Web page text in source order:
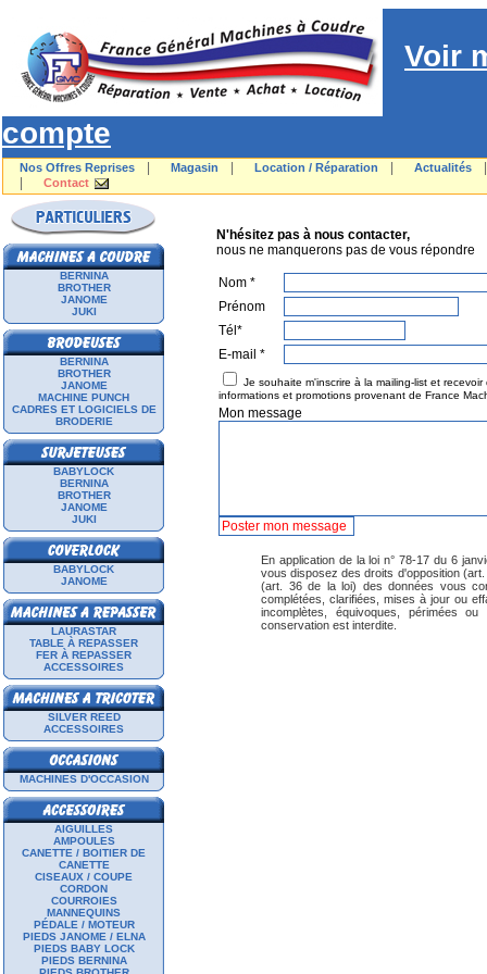
Voir
compte
Nos Offres Reprises Magasin Location / Réparation Actualités
Contact
BERNINA
BROTHER
JANOME
JUKI
BERNINA
BROTHER
JANOME
MACHINE PUNCH
CADRES ET LOGICIELS DE
BRODERIE
BABYLOCK
BERNINA
BROTHER
JANOME
JUKI
BABYLOCK
JANOME
LAURASTAR
TABLE À REPASSER
FER À REPASSER
ACCESSOIRES
SILVER REED
ACCESSOIRES
MACHINES D'OCCASION
AIGUILLES
AMPOULES
CANETTE / BOITIER DE
CANETTE
CISEAUX / COUPE
CORDON
COURROIES
MANNEQUINS
PÉDALE / MOTEUR
PIEDS JANOME / ELNA
PIEDS BABY LOCK
PIEDS BERNINA
N'hésitez pas à nous contacter,
nous ne manquerons pas de vous répondre
Nom *
Prénom
Tél*
E-mail *
Je souhaite m'inscrire à la mailing-list et recevoir
informations et promotions provenant de France
Mon message
En application de la loi n° 78-17 du 6
vous disposez des droits d'opposition
(art. 36 de la loi) des données vous
complétées, clarifiées, mises à jour ou
incomplètes, équivoques, périmées
conservation est interdite.